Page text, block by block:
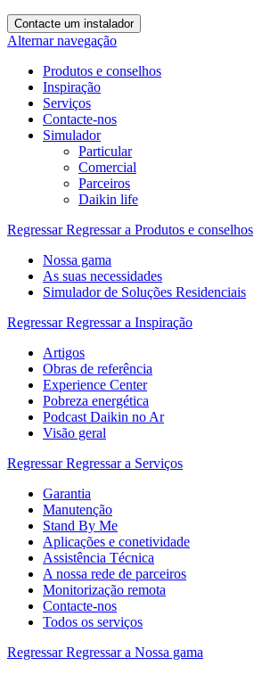
Contacte um instalador
Alternar navegação
Produtos e conselhos
Inspiração
Serviços
Contacte-nos
Simulador
Particular
Comercial
Parceiros
Daikin life
Regressar Regressar a Produtos e conselhos
Nossa gama
As suas necessidades
Simulador de Soluções Residenciais
Regressar Regressar a Inspiração
Artigos
Obras de referência
Experience Center
Pobreza energética
Podcast Daikin no Ar
Visão geral
Regressar Regressar a Serviços
Garantia
Manutenção
Stand By Me
Aplicações e conetividade
Assistência Técnica
A nossa rede de parceiros
Monitorização remota
Contacte-nos
Todos os serviços
Regressar Regressar a Nossa gama